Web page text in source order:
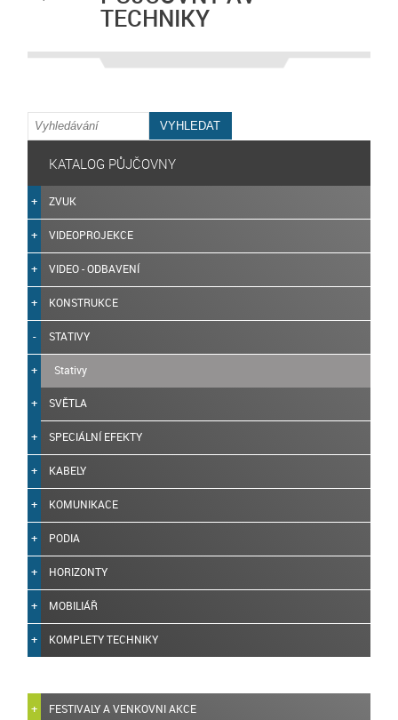
TECHNIKY
KATALOG PŮJČOVNY
ZVUK
VIDEOPROJEKCE
VIDEO - ODBAVENÍ
KONSTRUKCE
STATIVY
Stativy
SVĚTLA
SPECIÁLNÍ EFEKTY
KABELY
KOMUNIKACE
PODIA
HORIZONTY
MOBILIÁŘ
KOMPLETY TECHNIKY
FESTIVALY A VENKOVNI AKCE